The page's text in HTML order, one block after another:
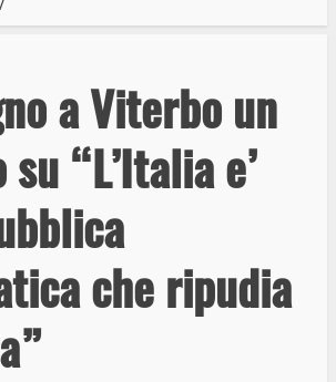
a Viterbo un
“L’Italia e’
che ripudia